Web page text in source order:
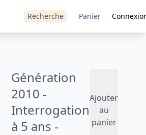
Recherche Panier
Génération
2010 -
Interrogation
à 5 ans -
Ajouter
au
panier